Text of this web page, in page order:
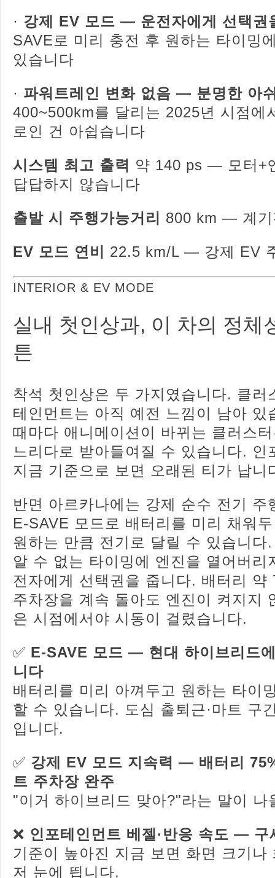
· 강제 EV 모드 — 운전자에게 선택권
SAVE로 미리 충전 후 원하는 타이밍
있습니다
· 파워트레인 변화 없음 — 분명한 아
400~500km를 달리는 2025년 시점에
로인 건 아쉽습니다
시스템 최고 출력
약 140 ps — 모터+
답답하지 않습니다
출발 시 주행가능거리 800 km — 계기
EV 모드 연비 22.5 km/L — 강제 EV
INTERIOR & EV MODE
실내 첫인상과, 이 차의 정체
튼
착석 첫인상은 두 가지였습니다. 클러
테인먼트는 아직 예전 느낌이 남아 있
때마다 애니메이션이 바뀌는 클러스
느리다로 받아들여질 수 있습니다. 인
지금 기준으로 보면 오래된 티가 납니
반면 아르카나에는 강제 순수 전기 주
E-SAVE 모드로 배터리를 미리 채워
원하는 만큼 전기로 달릴 수 있습니다
알 수 없는 타이밍에 엔진을 열어버리
전자에게 선택권을 줍니다. 배터리 약
주차장을 계속 돌아도 엔진이 켜지지
은 시점에서야 시동이 걸렸습니다.
✅ E-SAVE 모드 — 현대 하이브리드
니다
배터리를 미리 아껴두고 원하는 타이
할 수 있습니다. 도심 출퇴근·마트 구
입니다.
✅ 강제 EV 모드 지속력 — 배터리
트 주차장 완주
"이거 하이브리드 맞아?"라는 말이 나
❌ 인포테인먼트 베젤·반응 속도 — 구
기준이 높아진 지금 보면 화면 크기나
저 눈에 띕니다.